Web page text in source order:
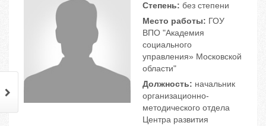
Степень: без степени
Место работы: ГОУ
ВПО "Академия
социального
управления» Московской
области"
Должность: начальник
организационно-
методического отдела
Центра развития